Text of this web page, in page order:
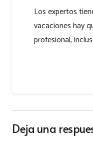
Los expertos
vacaciones hay
profesional,
Deja una